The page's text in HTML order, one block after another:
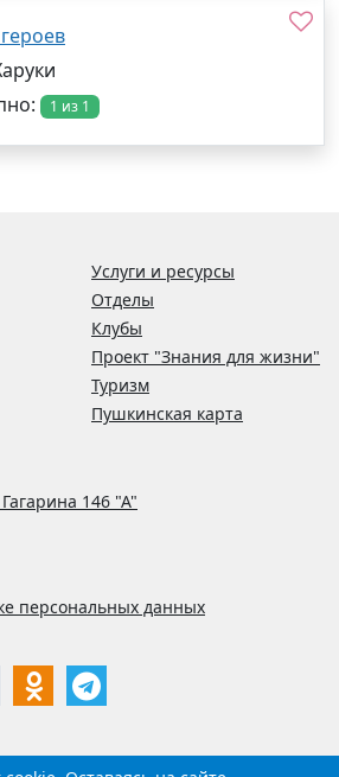
1 из 1
146 "А"
персональных данных
Услуги и ресурсы
Отделы
Клубы
Проект "Знания для жизни"
Туризм
Пушкинская карта